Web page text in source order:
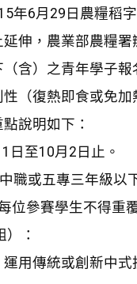
年6月29日農糧稻
伸，農業部農糧
（含）之青年學子
（復熱即食或免加
說明如下：
日至10月2日止。
職或五專三年級以
位參賽學生不得重
：
用傳統或創新中